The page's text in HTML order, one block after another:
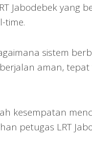
Jabodebek yang
time.
sistem
aman, tepat
kesempatan
petugas LRT